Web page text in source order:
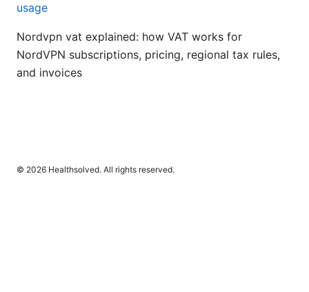
usage
Nordvpn vat explained: how VAT works for
NordVPN subscriptions, pricing, regional tax rules,
and invoices
© 2026 Healthsolved. All rights reserved.